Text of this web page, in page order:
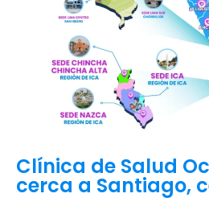
Clínica de Salud
cerca a Santiago,